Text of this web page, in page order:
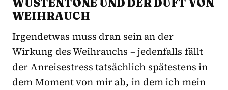
WÜSTENTÖNE UND DER DUFT VON
WEIHRAUCH
Irgendetwas muss dran sein an der
Wirkung des Weihrauchs – jedenfalls fällt
der Anreisestress tatsächlich spätestens in
dem Moment von mir ab, in dem ich mein